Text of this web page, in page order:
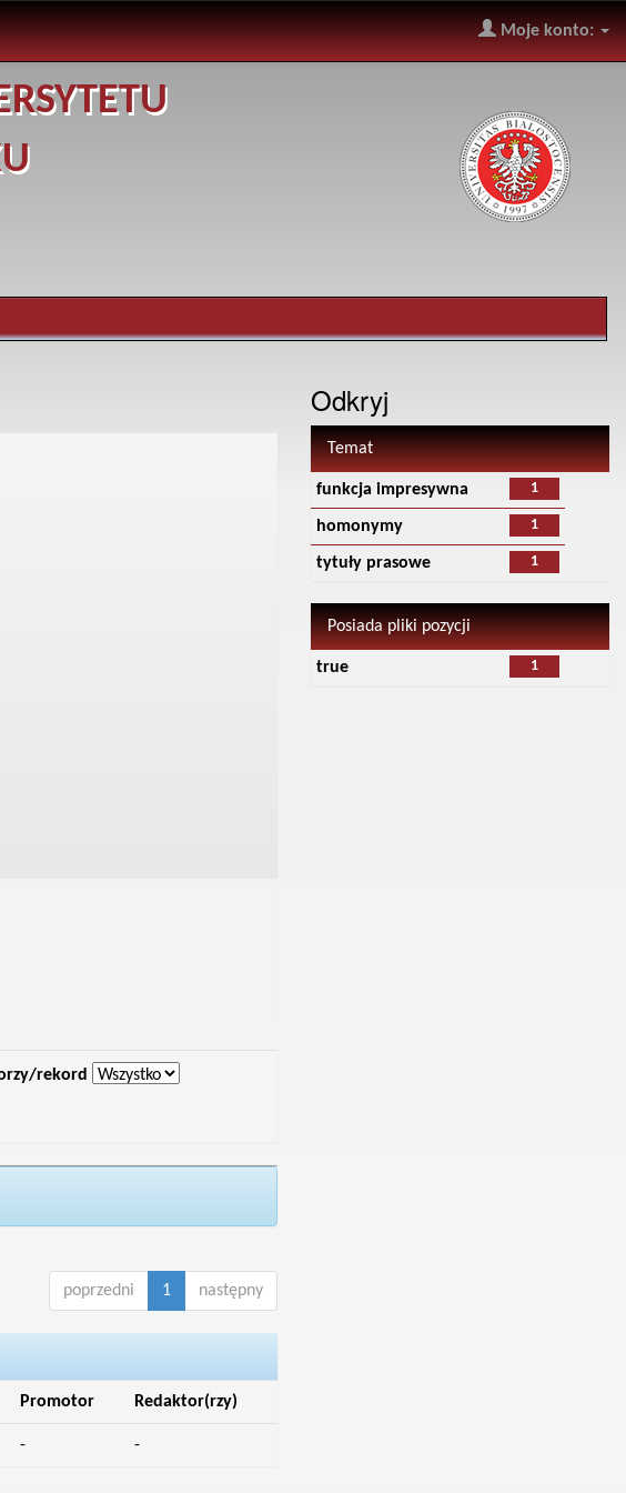
Moje konto:
rekord
poprzedni 1 następny
Promotor Redaktor(rzy)
- -
Odkryj
Temat
1
funkcja impresywna
1
homonymy
1
tytuły prasowe
Posiada pliki pozycji
1
true